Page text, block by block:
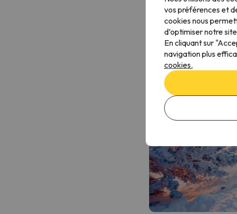
vos préférences et
cookies nous
d’optimiser notre
En cliquant sur
navigation plus
cookies.